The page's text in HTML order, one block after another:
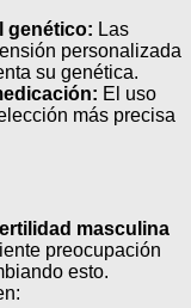
genético: Las
personalizada
su genética.
El uso
más precisa
masculina
preocupación
esto.